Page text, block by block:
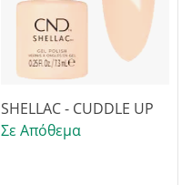
SHELLAC - CUDDLE UP
Σε Απόθεμα